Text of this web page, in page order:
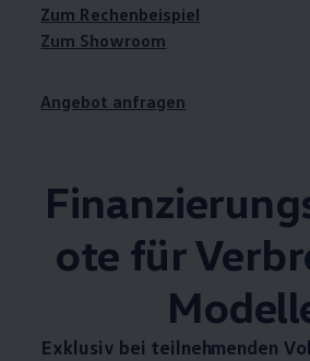
Zum Rechenbeispiel
Zum Showroom
Angebot anfragen
ote für
Exklusiv bei teilnehmenden